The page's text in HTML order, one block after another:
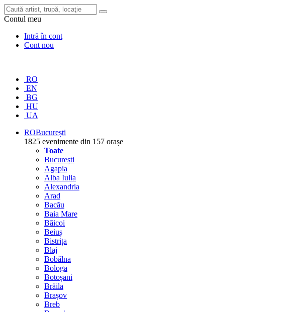
Contul meu
Intră în cont
Cont nou
RO
EN
BG
HU
UA
ROBucurești
1825 evenimente din 157 orașe
Toate
București
Agapia
Alba Iulia
Alexandria
Arad
Bacău
Baia Mare
Băicoi
Beiuș
Bistrița
Blaj
Bobâlna
Bologa
Botoșani
Brăila
Brașov
Breb